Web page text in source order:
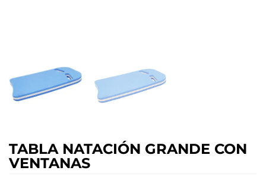
TABLA NATACIÓN GRANDE CON
VENTANAS